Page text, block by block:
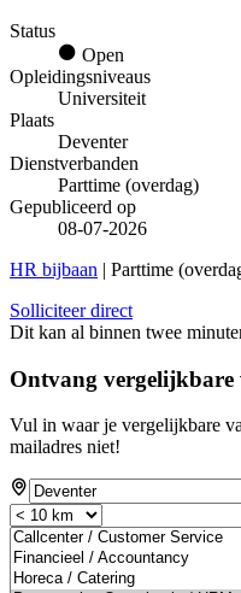
Status
Open
Opleidingsniveaus
Universiteit
Plaats
Deventer
Dienstverbanden
Parttime (overdag)
Gepubliceerd op
08-07-2026
HR bijbaan | Parttime
Solliciteer direct
Dit kan al binnen twee
Ontvang vergelijkbare
Vul in waar je vergelijkbare
mailadres niet!
If
you
are
a
human,